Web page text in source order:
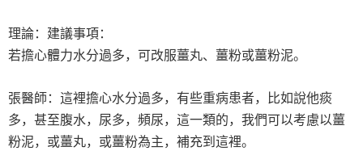
理論：建議事項：
若擔心體力水分過多，可改服薑丸、薑粉或薑粉泥。
張醫師：這裡擔心水分過多，有些重病患者，比如說他痰
多，甚至腹水，尿多，頻尿，這一類的，我們可以考慮以薑
粉泥，或薑丸，或薑粉為主，補充到這裡。